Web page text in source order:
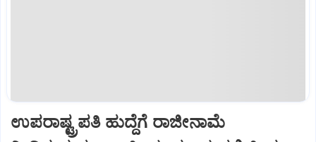
ಉಪರಾಷ್ಟ್ರಪತಿ ಹುದ್ದೆಗೆ ರಾಜೀನಾಮೆ